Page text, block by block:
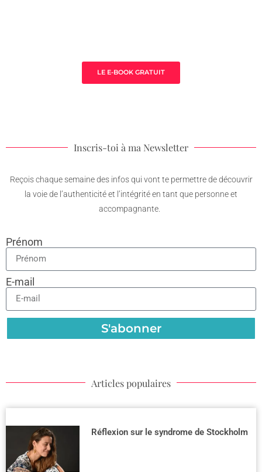
LE E-BOOK GRATUIT
Inscris-toi à ma Newsletter
Reçois chaque semaine des infos qui vont te permettre de découvrir
la voie de l’authenticité et l’intégrité en tant que personne et
accompagnante.
Prénom
E-mail
S'abonner
Articles populaires
Réflexion sur le syndrome de Stockholm